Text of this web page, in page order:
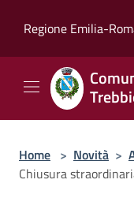
Regione Emilia-
Home > Novità >
Chiusura